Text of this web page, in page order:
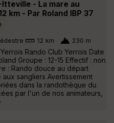
Itteville - La mare au
km - Par Roland IBP 37
12 km 230 m
Rando Club Yerrois Date
Groupe : 12-15 Effectif : non
: Rando douce au départ
sangliers Avertissement
dans la randothèque du
par l'un de nos animateurs,